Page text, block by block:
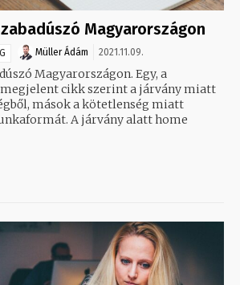
Magyarországon
Müller Ádám 2021.11.09.
Magyarországon. Egy, a
megjelent cikk szerint a járvány miatt
mások a kötetlenség miatt
járvány alatt home